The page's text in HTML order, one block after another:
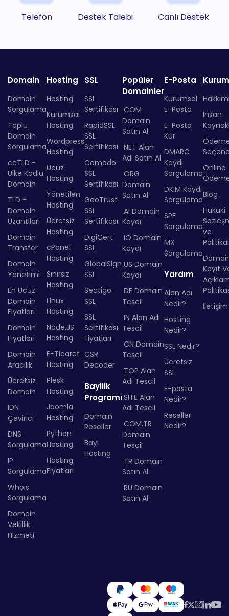
Telefon Destek Talebi Canlı Destek
Domain
Domain
Sorgulama
Toplu
Domain
Sorgulama
ccTLD -
Ülke Kodlu
Domain
TLD -
Domain
Uzantıları
Domain
Transfer
Domain
Yönetimi
En Ucuz
Domain
Fiyatları
Domain
Fiyatları
Domain
Aracılık
Ücretsiz
Domain
IDN
Çevirici
DNS
Sorgulama
IP
Sorgulama
Whois
Sorgulama
Domain
Vekillik
Hizmeti
Hosting
Hosting
Kurumsal
Hosting
Wordpress
Hosting
Ucuz
Hosting
Yönetilen
Hosting
Ücretsiz
Hosting
cPanel
Hosting
Sınırsız
Hosting
Linux
Hosting
Node.JS
Hosting
E-Ticaret
Hosting
Plesk
Hosting
Joomla
Hosting
Python
Hosting
Hosting
Fiyatları
SSL
SSL
Sertifikası
RapidSSL
SSL
Sertifikası
Comodo
SSL
Sertifikası
GeoTrust
SSL
Sertifikası
DigiCert
SSL
GlobalSign
SSL
Sectigo
SSL
SSL
Sertifikası
Fiyatları
CSR
Decoder
Bayilik
Programı
Domain
Reseller
Bayi
Hosting
Popüler
Domainler
.COM
Domain
Satın Al
.NET Alan
Adı Satın Al
.ORG
Domain
Satın Al
.AI Domain
Kaydı
.IO Domain
Kaydı
.US Domain
Kaydı
.DE Domain
Tescil
.IN Alan Adı
Tescil
.CN Domain
Tescil
.TOP Alan
Adı Tescil
.SITE Alan
Adı Tescil
.COM.TR
Domain
Tescil
.TR Domain
Satın Al
.RU Domain
Satın Al
E-Posta
Kurumsal
E-Posta
E-Posta
Kur
DMARC
Kaydı
Sorgulama
DKIM Kaydı
Sorgulama
SPF
Sorgulama
MX
Sorgulama
Yardım
Alan Adı
Nedir?
Hosting
Nedir?
SSL Nedir?
Ücretsiz
SSL
E-posta
Nedir?
Reseller
Nedir?
İnsan
Online
Blog
Hukuki
ve
Kayıt
İletişim